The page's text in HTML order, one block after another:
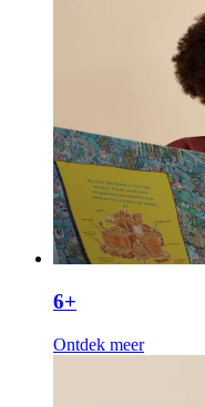
6+
Ontdek meer